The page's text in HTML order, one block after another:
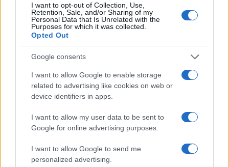
I want to opt-out of Collection, Use,
Retention, Sale, and/or Sharing of my
Personal Data that Is Unrelated with the
Purposes for which it was collected.
Opted Out
Google consents
I want to allow Google to enable storage
related to advertising like cookies on web or
device identifiers in apps.
I want to allow my user data to be sent to
Google for online advertising purposes.
I want to allow Google to send me
personalized advertising.
F
a
ce
b
o
o
k
T
w
it
te
r
Pi
n
te
re
st
W
h
at
A
p
p
S
h
a
Articolo precedente
Prossimo articolo
NOTIZIE RECENTI
Jovanotti, Gabry Ponte e Alfa: Olbia ombelico del
mondo per una notte